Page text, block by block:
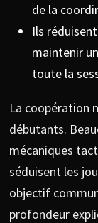
de la
Ils
maintenir
toute la
La coopération
débutants.
mécaniques
séduisent les
objectif
profondeur